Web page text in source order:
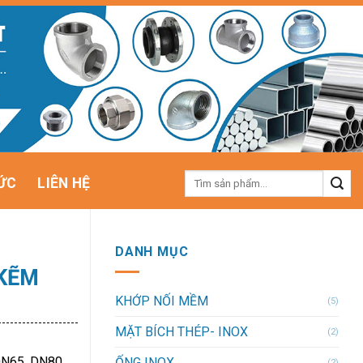
LIÊN HỆ
Tìm
DANH MỤC
KHỚP NỐI MỀM (5)
MẶT BÍCH THÉP- INOX (2)